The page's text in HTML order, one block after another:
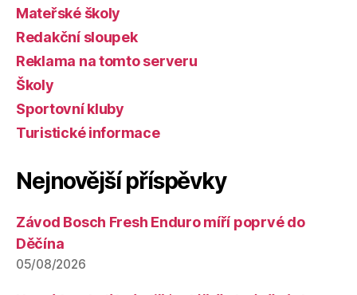
Mateřské školy
Redakční sloupek
Reklama na tomto serveru
Školy
Sportovní kluby
Turistické informace
Nejnovější příspěvky
Závod Bosch Fresh Enduro míří poprvé do
Děčína
05/08/2026